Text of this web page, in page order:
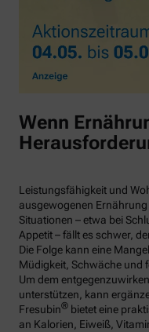
Wenn
Leistungsfähigkeit und
ausgewogenen
Situationen – etwa bei
Appetit – fällt es schwer,
Die Folge kann eine
Müdigkeit, Schwäche und
Um dem
unterstützen, kann
Fresubin® bietet eine
an Kalorien, Eiweiß,